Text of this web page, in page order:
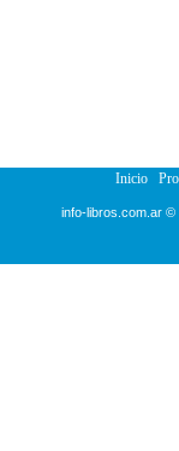
Inicio
info-libros.com.ar